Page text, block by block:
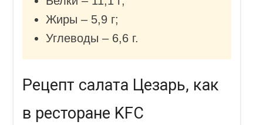
Жиры – 5,9 г;
Углеводы – 6,6 г.
Рецепт салата Цезарь, как
в ресторане KFC